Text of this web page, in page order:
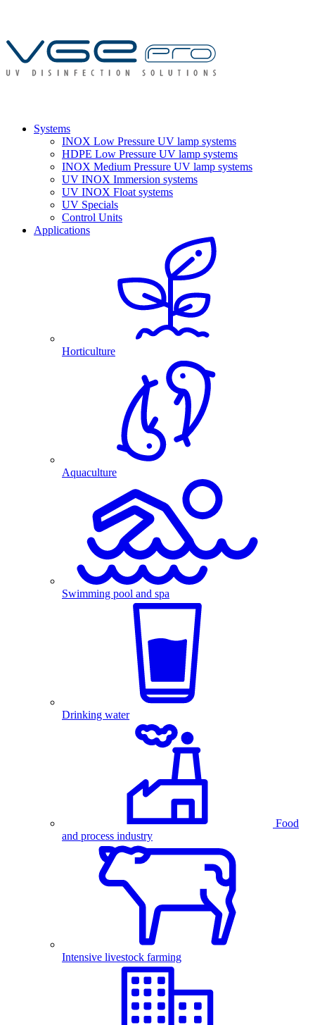
Systems
INOX Low Pressure UV lamp systems
HDPE Low Pressure UV lamp systems
INOX Medium Pressure UV lamp systems
UV INOX Immersion systems
UV INOX Float systems
UV Specials
Control Units
Applications
Horticulture
Aquaculture
Swimming pool and spa
Drinking water
Food
and process industry
Intensive livestock farming